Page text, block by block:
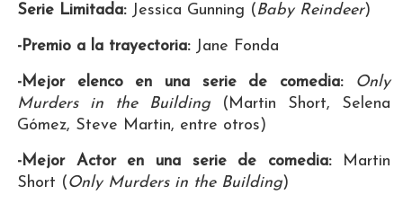
Serie Limitada:Jessica Gunning (Baby Reindeer)
-Premio a la trayectoria:Jane Fonda
-Mejor elenco en una serie de comedia:
Only
Murders in the Building(Martin Short, Selena
Gómez, Steve Martin, entre otros)
-Mejor Actor en una serie de comedia:Martin
Short (Only Murders in the Building)